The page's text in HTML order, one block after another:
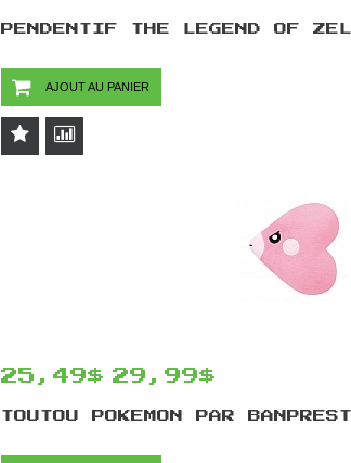
PENDENTIF THE LEGEND OF
AJOUT AU PANIER
25,49$ 29,99$
TOUTOU POKEMON PAR